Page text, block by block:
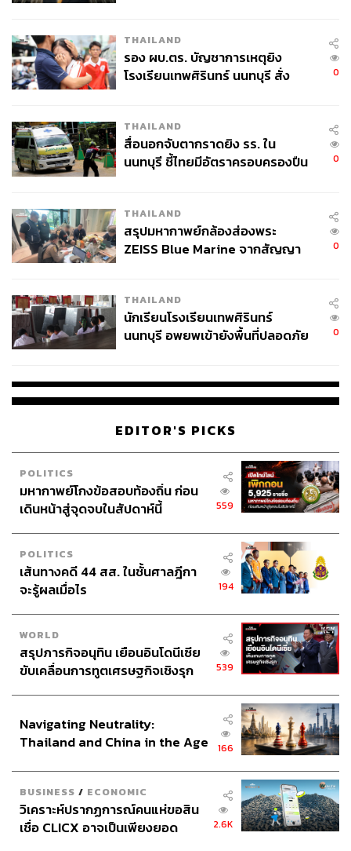
TAGS: Japanese Grand Prix
Charles Leclerc
Lando Norris
George Russell
นักแข่งรถ
Pierre Gasly F1
Williams
Alexander Albon
ABOUT THE AUTHOR
อนุชิต ไกรวิจิตร
Content Creator ประจำกองบรรณาธิการข่าว
กีฬา สำนักข่าว THE STANDARD ผู้มีงาน
อดิเรกคือการสัมภาษณ์ BNK48
THAILAND
รอง ผบ.ตร. บัญชาการเหตุยิง
โรงเรียนเทพศิรินทร์ นนทบุรี สั่ง
0
THAILAND
สื่อนอกจับตากราดยิง รร. ใน
นนทบุรี ชี้ไทยมีอัตราครอบครองปืน
0
THAILAND
สรุปมหากาพย์กล้องส่องพระ
ZEISS Blue Marine จากสัญญา
จ่ายหนี้-แอบระบุแบรนด์
0
THAILAND
นักเรียนโรงเรียนเทพศิรินทร์
นนทบุรี อพยพเข้ายังพื้นที่ปลอดภัย
0
EDITOR'S PICKS
POLITICS
มหากาพย์โกงข้อสอบท้องถิ่น ก่อน
เดินหน้าสู่จุดจบในสัปดาห์นี้
559
POLITICS
เส้นทางคดี 44 สส. ในชั้นศาลฎีกา
จะรู้ผลเมื่อไร
194
WORLD
สรุปภารกิจอนุทิน เยือนอินโดนีเซีย
ขับเคลื่อนการทูตเศรษฐกิจเชิงรุก
539
Navigating Neutrality:
Thailand and China in the Age
166
BUSINESS / ECONOMIC
วิเคราะห์ปรากฏการณ์คนแห่ขอสิน
เชื่อ CLICX อาจเป็นเพียงยอด
2.6K